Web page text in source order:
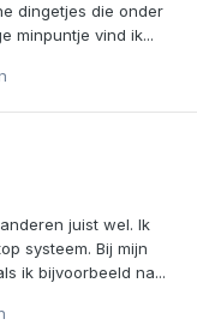
dingetjes die onder
minpuntje vind ik...
juist wel. Ik
systeem. Bij mijn
ik bijvoorbeeld na...